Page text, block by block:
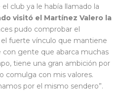
club ya le había llamado la
visitó el Martínez Valero la
pudo comprobar el
fuerte vínculo que mantiene
con gente que abarca muchas
tiene una gran ambición por
comulga con mis valores.
por el mismo sendero”.